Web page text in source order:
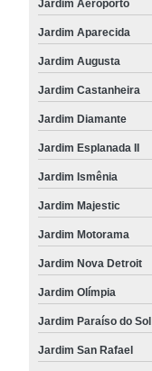
Jardim Aeroporto
Jardim Aparecida
Jardim Augusta
Jardim Castanheira
Jardim Diamante
Jardim Esplanada II
Jardim Ismênia
Jardim Majestic
Jardim Motorama
Jardim Nova Detroit
Jardim Olímpia
Jardim Paraíso do Sol
Jardim San Rafael